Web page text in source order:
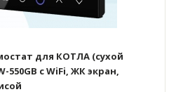
для КОТЛА (сухой
550GB с WiFi, ЖК экран,